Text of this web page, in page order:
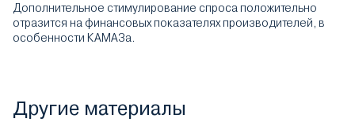
Дополнительное стимулирование спроса положительно
отразится на финансовых показателях производителей, в
особенности КАМАЗа.
Другие материалы